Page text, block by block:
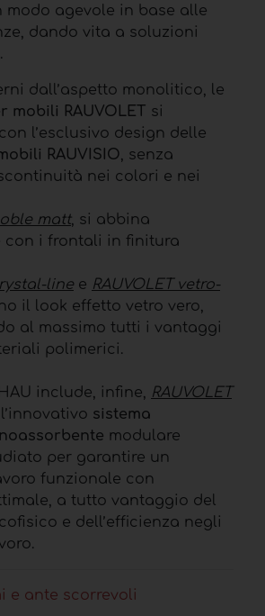
modo agevole in base alle
dando vita a soluzioni
dall’aspetto monolitico, le
mobili RAUVOLET si
l’esclusivo design delle
RAUVISIO, senza
nei colori e nei
matt, si abbina
con i frontali in finitura
line e RAUVOLET vetro-
il look effetto vetro vero,
al massimo tutti i vantaggi
polimerici.
include, infine, RAUVOLET
l’innovativo sistema
modulare
per garantire un
funzionale con
a tutto vantaggio del
e dell’efficienza negli
e ante scorrevoli